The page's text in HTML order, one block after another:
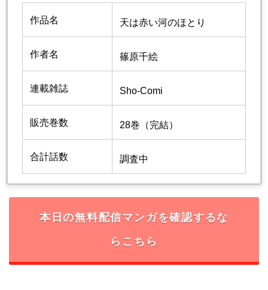
作品名 天は赤い河のほとり
作者名 篠原千絵
連載雑誌 Sho-Comi
販売巻数 28巻（完結）
合計話数 調査中
本日の無料配信マンガを確認するな
らこちら